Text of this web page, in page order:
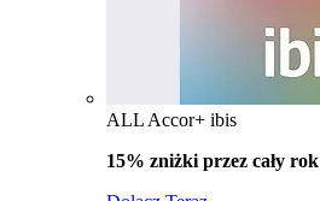
ALL Accor+ ibis
15% zniżki przez cały rok